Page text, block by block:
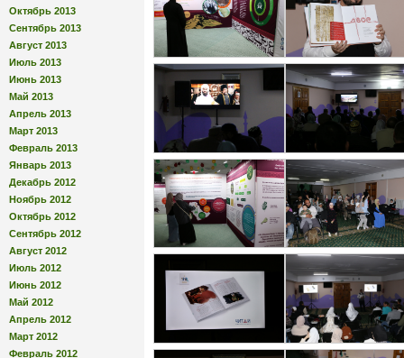
Октябрь 2013
Сентябрь 2013
Август 2013
Июль 2013
Июнь 2013
Май 2013
Апрель 2013
Март 2013
Февраль 2013
Январь 2013
Декабрь 2012
Ноябрь 2012
Октябрь 2012
Сентябрь 2012
Август 2012
Июль 2012
Июнь 2012
Май 2012
Апрель 2012
Март 2012
Февраль 2012